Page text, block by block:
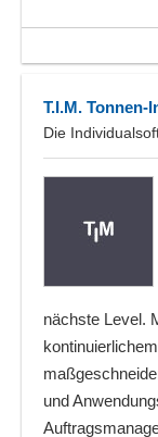
T.I.M.
Die
nächste Level.
und